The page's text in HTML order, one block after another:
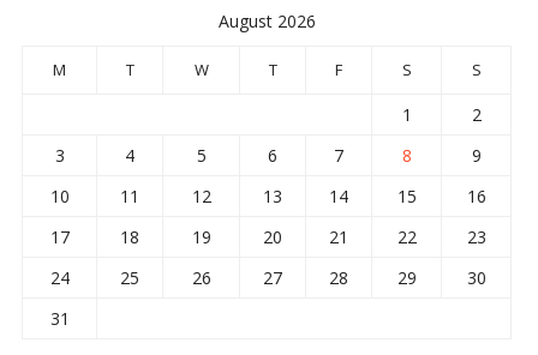
August 2026
M T W T F S S
1
2
3
4 5 6 7 8
9
10
11 12 13 14 15
16
17
18 19 20 21 22
23
24
25 26 27 28 29
30
31